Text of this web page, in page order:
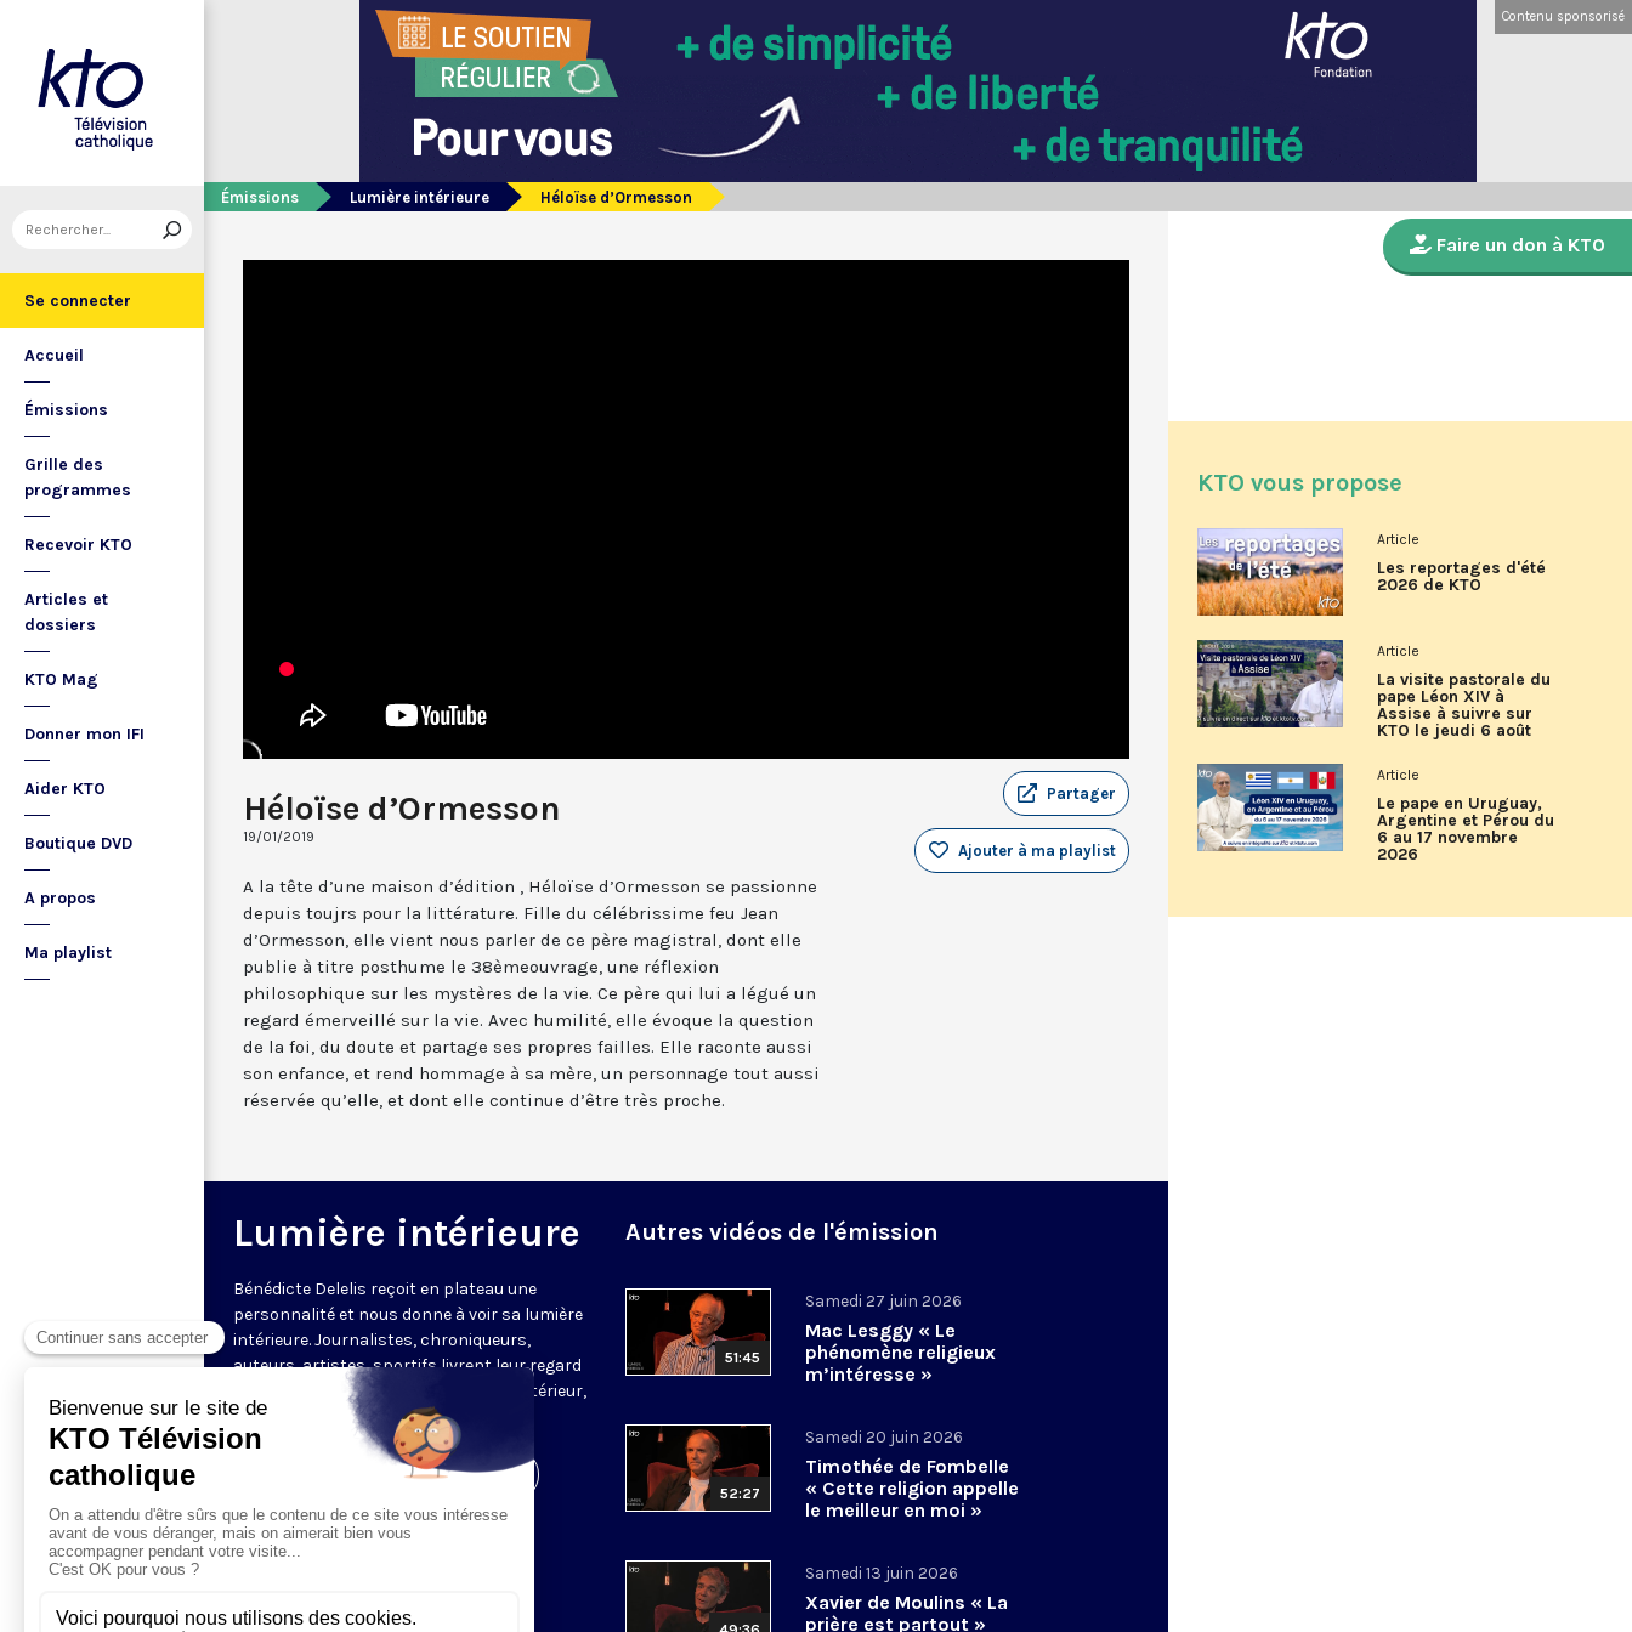
Se connecter
Accueil
Émissions
Grille des
programmes
Recevoir KTO
Articles et
dossiers
KTO Mag
Donner mon IFI
Aider KTO
Boutique DVD
A propos
Ma playlist
Contenu sponsorisé
Émissions Lumière intérieure Héloïse d’Ormesson
Héloïse d’Ormesson
19/01/2019
Partager
Ajouter à ma playlist
A la tête d’une maison d’édition , Héloïse d’Ormesson se passionne
depuis toujrs pour la littérature. Fille du célébrissime feu Jean
d’Ormesson, elle vient nous parler de ce père magistral, dont elle
publie à titre posthume le 38èmeouvrage, une réflexion
philosophique sur les mystères de la vie. Ce père qui lui a légué un
regard émerveillé sur la vie. Avec humilité, elle évoque la question
de la foi, du doute et partage ses propres failles. Elle raconte aussi
son enfance, et rend hommage à sa mère, un personnage tout aussi
réservée qu’elle, et dont elle continue d’être très proche.
Lumière intérieure
Bénédicte Delelis reçoit en plateau une
personnalité et nous donne à voir sa lumière
intérieure. Journalistes, chroniqueurs,
auteurs, artistes, sportifs livrent leur regard
sur le monde, sur la vie, leur ressort intérieur,
leur raison de se lever le matin.
Visiter la page de l'émission
Autres vidéos de l'émission
51:45
Samedi 27 juin 2026
Mac Lesggy « Le
phénomène religieux
m’intéresse »
52:27
Samedi 20 juin 2026
Timothée de Fombelle
« Cette religion appelle
le meilleur en moi »
Samedi 13 juin 2026
Xavier de Moulins « La
prière est partout »
Faire un don à KTO
KTO vous propose
Article
Les reportages d'été
2026 de KTO
Article
La visite pastorale du
pape Léon XIV à
Assise à suivre sur
KTO le jeudi 6 août
Article
Le pape en Uruguay,
Argentine et Pérou du
6 au 17 novembre
2026